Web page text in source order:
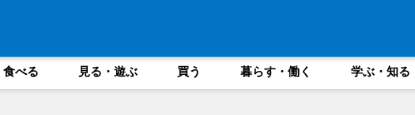
食べる 見る・遊ぶ 買う 暮らす・働く 学ぶ・知る